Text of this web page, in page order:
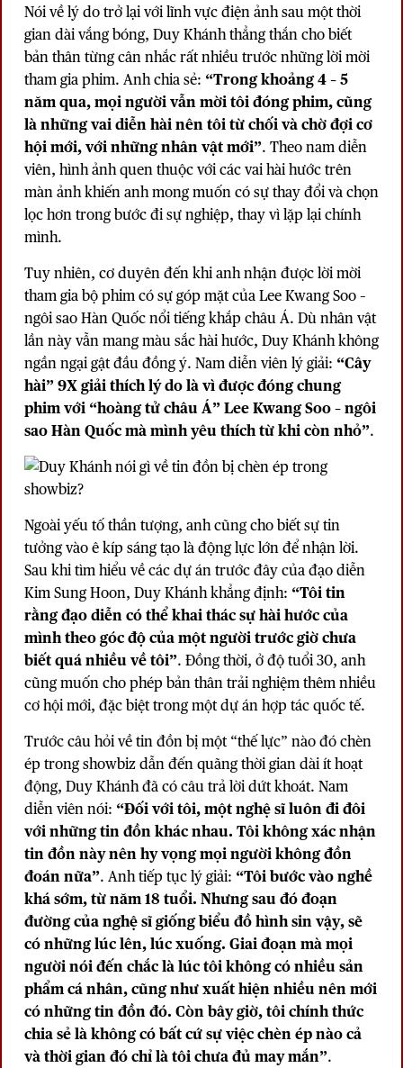
Nói về lý do trở lại với lĩnh vực điện ảnh sau một thời
gian dài vắng bóng, Duy Khánh thẳng thắn cho biết
bản thân từng cân nhắc rất nhiều trước những lời mời
tham gia phim. Anh chia sẻ: “Trong khoảng 4 – 5
năm qua, mọi người vẫn mời tôi đóng phim, cũng
là những vai diễn hài nên tôi từ chối và chờ đợi cơ
hội mới, với những nhân vật mới”. Theo nam diễn
viên, hình ảnh quen thuộc với các vai hài hước trên
màn ảnh khiến anh mong muốn có sự thay đổi và chọn
lọc hơn trong bước đi sự nghiệp, thay vì lặp lại chính
mình.
Tuy nhiên, cơ duyên đến khi anh nhận được lời mời
tham gia bộ phim có sự góp mặt của Lee Kwang Soo –
ngôi sao Hàn Quốc nổi tiếng khắp châu Á. Dù nhân vật
lần này vẫn mang màu sắc hài hước, Duy Khánh không
ngần ngại gật đầu đồng ý. Nam diễn viên lý giải: “Cây
hài” 9X giải thích lý do là vì được đóng chung
phim với “hoàng tử châu Á” Lee Kwang Soo – ngôi
sao Hàn Quốc mà mình yêu thích từ khi còn nhỏ”.
Ngoài yếu tố thần tượng, anh cũng cho biết sự tin
tưởng vào ê kíp sáng tạo là động lực lớn để nhận lời.
Sau khi tìm hiểu về các dự án trước đây của đạo diễn
Kim Sung Hoon, Duy Khánhkhẳng định: “Tôi tin
rằng đạo diễn có thể khai thác sự hài hước của
mình theo góc độ của một người trước giờ chưa
biết quá nhiều về tôi”. Đồng thời, ở độ tuổi 30, anh
cũng muốn cho phép bản thân trải nghiệm thêm nhiều
cơ hội mới, đặc biệt trong một dự án hợp tác quốc tế.
Trước câu hỏi về tin đồn bị một “thế lực” nào đó chèn
ép trong showbiz dẫn đến quãng thời gian dài ít hoạt
động, Duy Khánh đã có câu trả lời dứt khoát. Nam
diễn viên nói: “Đối với tôi, một nghệ sĩ luôn đi đôi
với những tin đồn khác nhau. Tôi không xác nhận
tin đồn này nên hy vọng mọi người không đồn
đoán nữa”. Anh tiếp tục lý giải: “Tôi bước vào nghề
khá sớm, từ năm 18 tuổi. Nhưng sau đó đoạn
đường của nghệ sĩ giống biểu đồ hình sin vậy, sẽ
có những lúc lên, lúc xuống. Giai đoạn mà mọi
người nói đến chắc là lúc tôi không có nhiều sản
phẩm cá nhân, cũng như xuất hiện nhiều nên mới
có những tin đồn đó. Còn bây giờ, tôi chính thức
chia sẻ là không có bất cứ sự việc chèn ép nào cả
và thời gian đó chỉ là tôi chưa đủ may mắn”.